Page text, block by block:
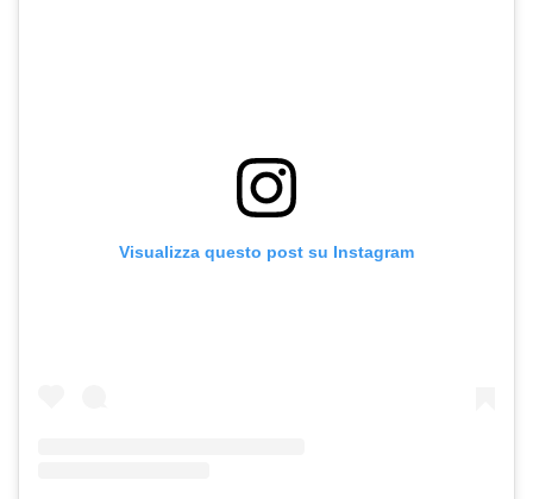
Visualizza questo post su Instagram